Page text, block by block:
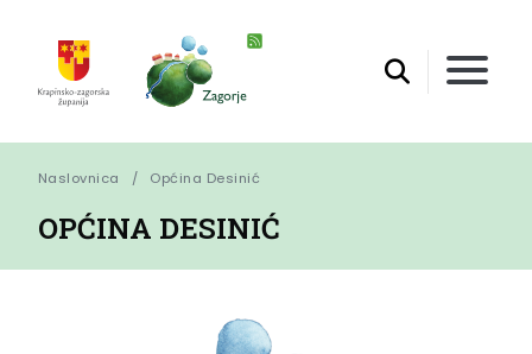
Naslovnica Općina Desinić
OPĆINA DESINIĆ